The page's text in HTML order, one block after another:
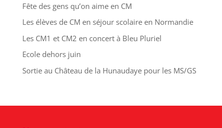
Fête des gens qu’on aime en CM
Les élèves de CM en séjour scolaire en Normandie
Les CM1 et CM2 en concert à Bleu Pluriel
Ecole dehors juin
Sortie au Château de la Hunaudaye pour les MS/GS